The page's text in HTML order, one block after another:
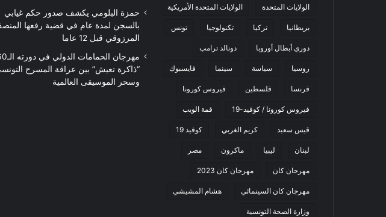
الولايات المتحدة الولايات المتحدة الأمريكية
بريطانيا تركيا تكنولوجيا تونس
دوري أبطال أوروبا دونالد ترامب
روسيا سياسة سينما فايسبوك
فرنسا فلسطين فيروس كورونا
فيروس كورونا / كوفيد-19 قمة الويب
قيس سعيد كريم الغربي كوفيد 19
لبنان ليبيا ماكرون مصر
مهرجان كان مهرجان كان 2023
مهرجان كان السينمائي هشام المشيشي
وزارة الصحة التونسية
حمزة البلومي يكشف صدور حكم غيابي
بالسجن لمدة عام في قضية رفعها
المرزوقي قبل 12 عاما
“ذاكرة تعيش” بين عراقة المسرح
وسحر الموسيقى العالمية